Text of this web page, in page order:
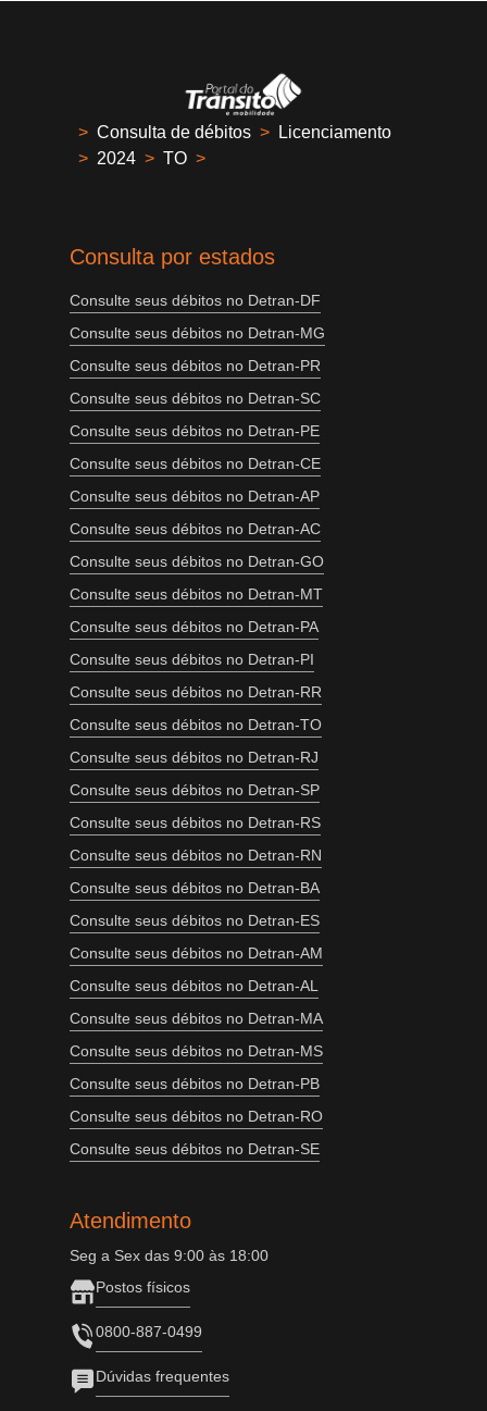
> Consulta de débitos >
Licenciamento
> 2024 > TO >
Consulta por estados
Consulte seus débitos no Detran-DF
Consulte seus débitos no Detran-MG
Consulte seus débitos no Detran-PR
Consulte seus débitos no Detran-SC
Consulte seus débitos no Detran-PE
Consulte seus débitos no Detran-CE
Consulte seus débitos no Detran-AP
Consulte seus débitos no Detran-AC
Consulte seus débitos no Detran-GO
Consulte seus débitos no Detran-MT
Consulte seus débitos no Detran-PA
Consulte seus débitos no Detran-PI
Consulte seus débitos no Detran-RR
Consulte seus débitos no Detran-TO
Consulte seus débitos no Detran-RJ
Consulte seus débitos no Detran-SP
Consulte seus débitos no Detran-RS
Consulte seus débitos no Detran-RN
Consulte seus débitos no Detran-BA
Consulte seus débitos no Detran-ES
Consulte seus débitos no Detran-AM
Consulte seus débitos no Detran-AL
Consulte seus débitos no Detran-MA
Consulte seus débitos no Detran-MS
Consulte seus débitos no Detran-PB
Consulte seus débitos no Detran-RO
Consulte seus débitos no Detran-SE
Atendimento
Seg a Sex das 9:00 às 18:00
Postos físicos
0800-887-0499
Dúvidas frequentes